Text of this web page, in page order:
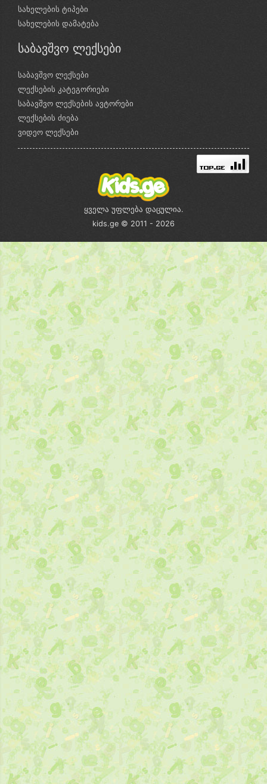
სახელების ტიპები
სახელების დამატება
საბავშვო ლექსები
საბავშვო ლექსები
ლექსების კატეგორიები
საბავშვო ლექსების ავტორები
ლექსების ძიება
ვიდეო ლექსები
ყველა უფლება დაცულია.
kids.ge © 2011 - 2026